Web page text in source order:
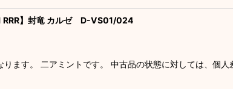
RRR】封竜 カルゼ D-VS01/024
ます。 二アミントです。 中古品の状態に対しては、個